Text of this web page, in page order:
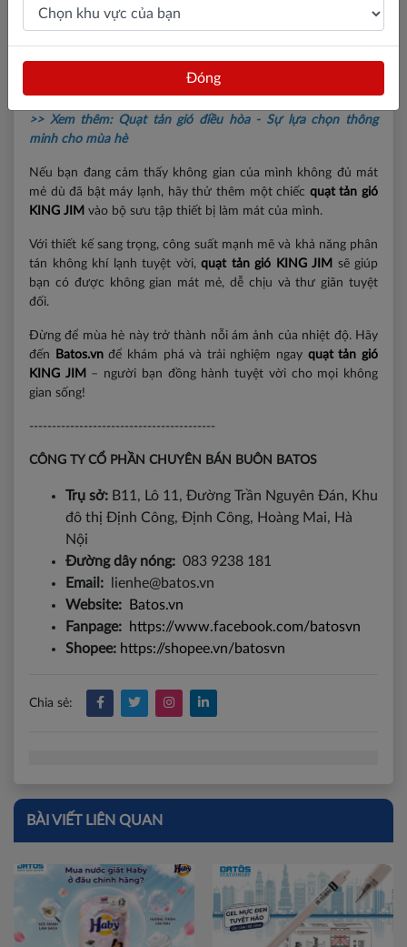
>> Xem thêm: Quạt tản gió điều hòa - Sự lựa chọn thông
minh cho mùa hè
Nếu bạn đang cảm thấy không gian của mình không đủ mát
mẻ dù đã bật máy lạnh, hãy thử thêm một chiếc quạt tản gió
KING JIM vào bộ sưu tập thiết bị làm mát của mình.
Với thiết kế sang trọng, công suất mạnh mẽ và khả năng phân
tán không khí lạnh tuyệt vời, quạt tản gió KING JIM sẽ giúp
bạn có được không gian mát mẻ, dễ chịu và thư giãn tuyệt
đối.
Đừng để mùa hè này trở thành nỗi ám ảnh của nhiệt độ. Hãy
đến
Batos.vnđể khám phá và trải nghiệm ngay quạt tản gió
KING JIM – người bạn đồng hành tuyệt vời cho mọi không
gian sống!
-----------------------------------------
CÔNG TY CỔ PHẦN CHUYÊN BÁN BUÔN BATOS
Trụ sở: B11, Lô 11, Đường Trần Nguyên Đán, Khu
đô thị Định Công, Định Công, Hoàng Mai, Hà
Nội
Đường dây nóng: 083 9238 181
Email:
lienhe@batos.vn
Website:
Batos.vn
Fanpage:
https://www.facebook.com/batosvn
Shopee: https://shopee.vn/batosvn
Chia sẻ:
BÀI VIẾT LIÊN QUAN
Đóng